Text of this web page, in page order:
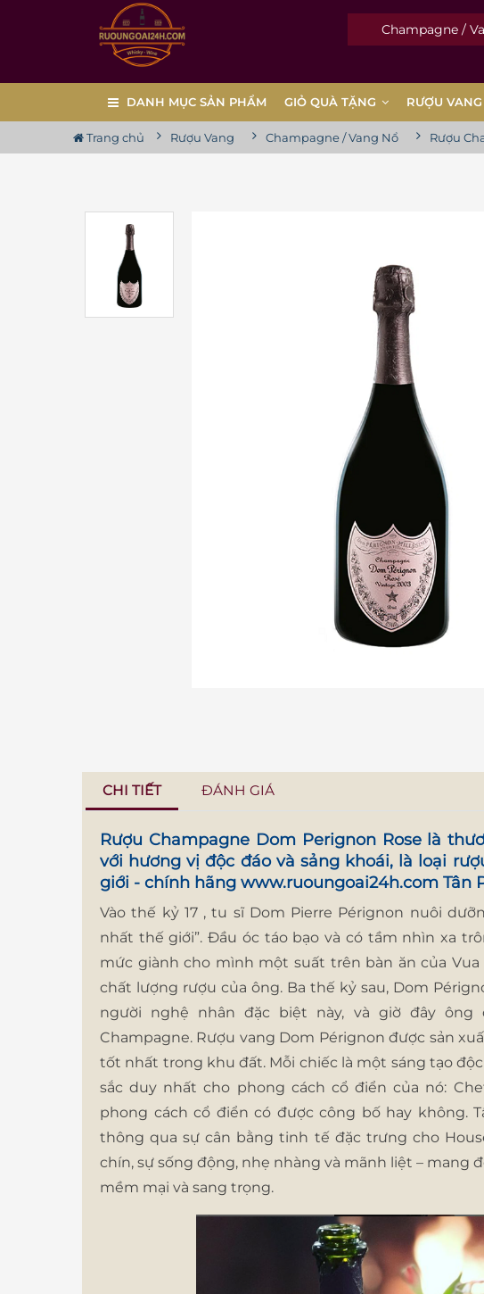
Champagne /
DANH MỤC SẢN PHẨM GIỎ QUÀ TẶNG RƯỢU VANG
Trang chủ Rượu Vang Champagne / Vang Nổ
CHI TIẾT ĐÁNH GIÁ
Rượu Champagne Dom Perignon Roselà
với hương vị độc đáo và sảng khoái, là loại
giới - chính hãng www.ruoungoai24h.com Tân
Vào thế kỷ 17 , tu sĩ Dom Pierre Pérignon nuôi
nhất thế giới”. Đầu óc táo bạo và có tầm nhìn xa
mức giành cho mình một suất trên bàn ăn của
chất lượng rượu của ông. Ba thế kỷ sau, Dom
người nghệ nhân đặc biệt này, và giờ đây
Champagne. Rượu vang Dom Pérignon được sản
tốt nhất trong khu đất. Mỗi chiếc là một sáng tạo
sắc duy nhất cho phong cách cổ điển của nó:
phong cách cổ điển có được công bố hay không.
thông qua sự cân bằng tinh tế đặc trưng cho
chín, sự sống động, nhẹ nhàng và mãnh liệt – mang
mềm mại và sang trọng.